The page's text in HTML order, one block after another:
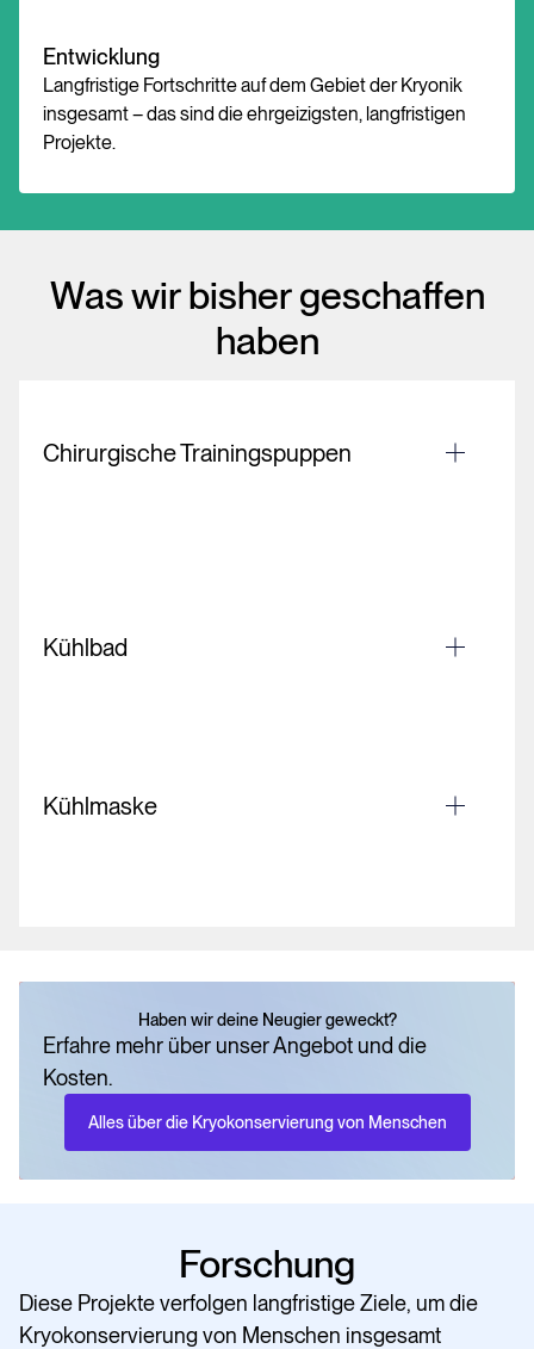
Entwicklung
Langfristige Fortschritte auf dem Gebiet der Kryonik
insgesamt – das sind die ehrgeizigsten, langfristigen
Projekte.
Was wir bisher geschaffen
haben
Chirurgische Trainingspuppen
Kühlbad
Kühlmaske
Haben wir deine Neugier geweckt?
Erfahre mehr über unser Angebot und die
Kosten.
Alles über die Kryokonservierung von Menschen
Forschung
Diese Projekte verfolgen langfristige Ziele, um die
Kryokonservierung von Menschen insgesamt